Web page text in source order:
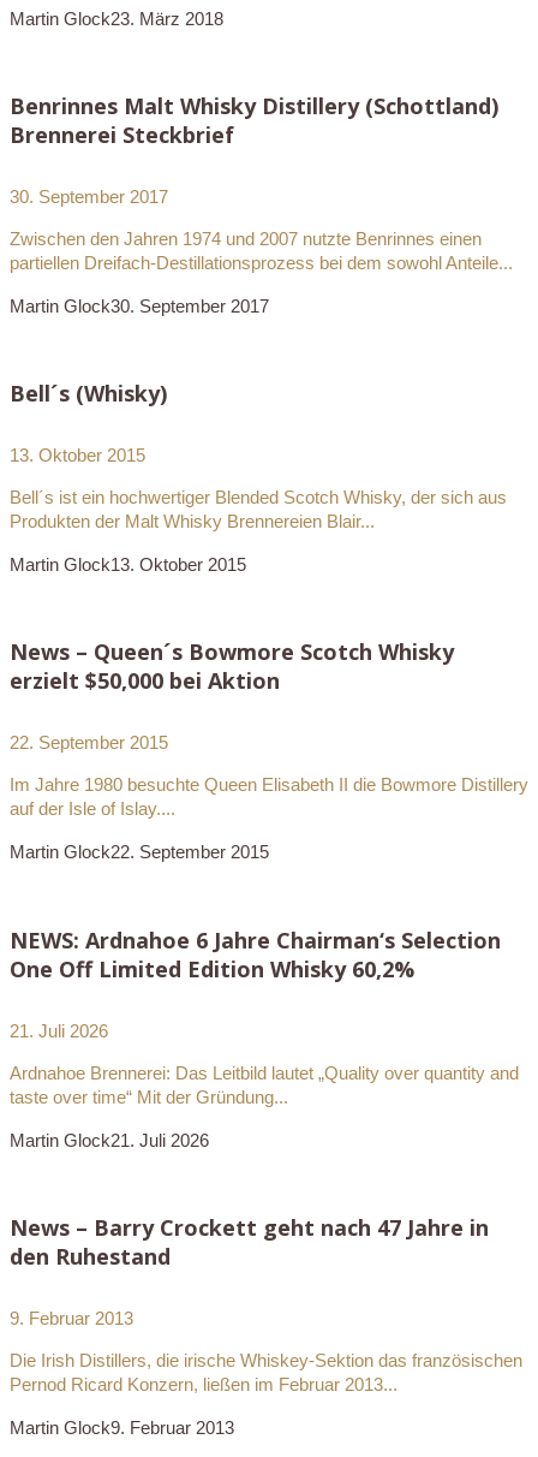
Martin Glock23. März 2018
Benrinnes Malt Whisky Distillery (Schottland)
Brennerei Steckbrief
30. September 2017
Zwischen den Jahren 1974 und 2007 nutzte Benrinnes einen
partiellen Dreifach-Destillationsprozess bei dem sowohl Anteile...
Martin Glock30. September 2017
Bell´s (Whisky)
13. Oktober 2015
Bell´s ist ein hochwertiger Blended Scotch Whisky, der sich aus
Produkten der Malt Whisky Brennereien Blair...
Martin Glock13. Oktober 2015
News – Queen´s Bowmore Scotch Whisky
erzielt $50,000 bei Aktion
22. September 2015
Im Jahre 1980 besuchte Queen Elisabeth II die Bowmore Distillery
auf der Isle of Islay....
Martin Glock22. September 2015
NEWS: Ardnahoe 6 Jahre Chairman‘s Selection
One Off Limited Edition Whisky 60,2%
21. Juli 2026
Ardnahoe Brennerei: Das Leitbild lautet „Quality over quantity and
taste over time“ Mit der Gründung...
Martin Glock21. Juli 2026
News – Barry Crockett geht nach 47 Jahre in
den Ruhestand
9. Februar 2013
Die Irish Distillers, die irische Whiskey-Sektion das französischen
Pernod Ricard Konzern, ließen im Februar 2013...
Martin Glock9. Februar 2013